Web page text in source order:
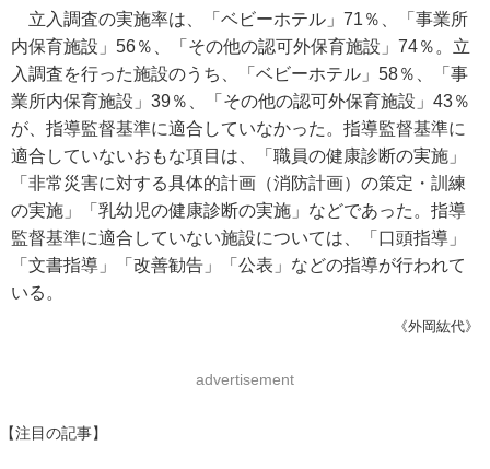
立入調査の実施率は、「ベビーホテル」71％、「事業所
内保育施設」56％、「その他の認可外保育施設」74％。立
入調査を行った施設のうち、「ベビーホテル」58％、「事
業所内保育施設」39％、「その他の認可外保育施設」43％
が、指導監督基準に適合していなかった。指導監督基準に
適合していないおもな項目は、「職員の健康診断の実施」
「非常災害に対する具体的計画（消防計画）の策定・訓練
の実施」「乳幼児の健康診断の実施」などであった。指導
監督基準に適合していない施設については、「口頭指導」
「文書指導」「改善勧告」「公表」などの指導が行われて
いる。
《外岡紘代》
advertisement
【注目の記事】